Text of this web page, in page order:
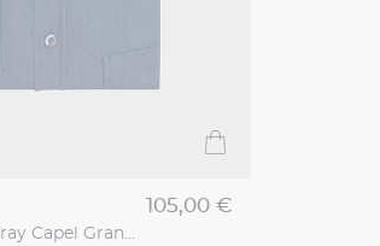
Chemise Chambray Capel Grande Taille
105,00 €